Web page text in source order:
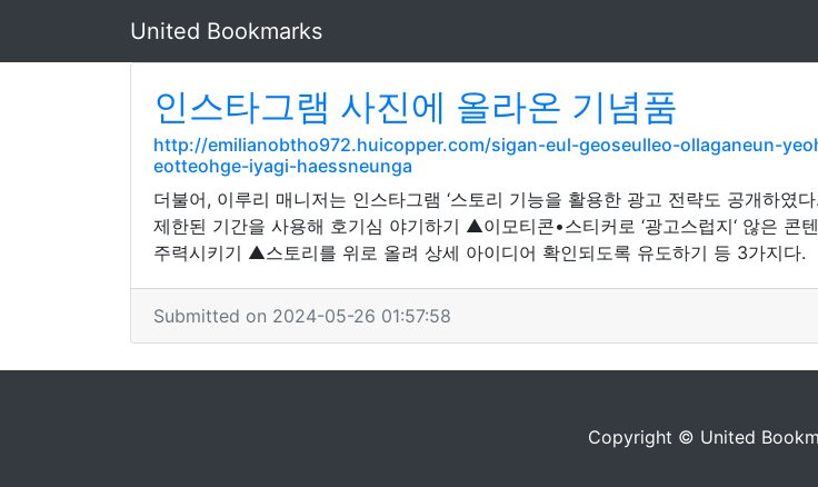
United Bookmarks
인스타그램 사진에 올라온 기념품
http://emilianobtho972.huicopper.com/sigan-eul-geoseulleo-ollaganeun-
eotteohge-iyagi-haessneunga
더불어, 이루리 매니저는 인스타그램 ‘스토리 기능을 활용한 광고 전략도 공개하
제한된 기간을 사용해 호기심 야기하기 ▲이모티콘•스티커로 ‘광고스럽지‘ 않은
주력시키기 ▲스토리를 위로 올려 상세 아이디어 확인되도록 유도하기 등 3가지다.
Submitted on 2024-05-26 01:57:58
Copyright © United